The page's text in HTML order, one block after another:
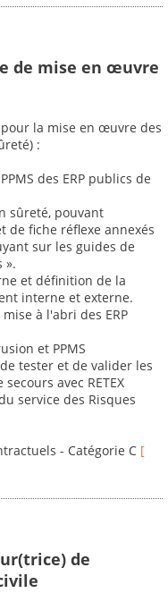
de mise en œuvre
la mise en œuvre des
:
des ERP publics de
sûreté, pouvant
de fiche réflexe annexés
sur les guides de
».
et définition de la
interne et externe.
à l'abri des ERP
et PPMS
tester et de valider les
avec RETEX
service des Risques
- Catégorie C [
de